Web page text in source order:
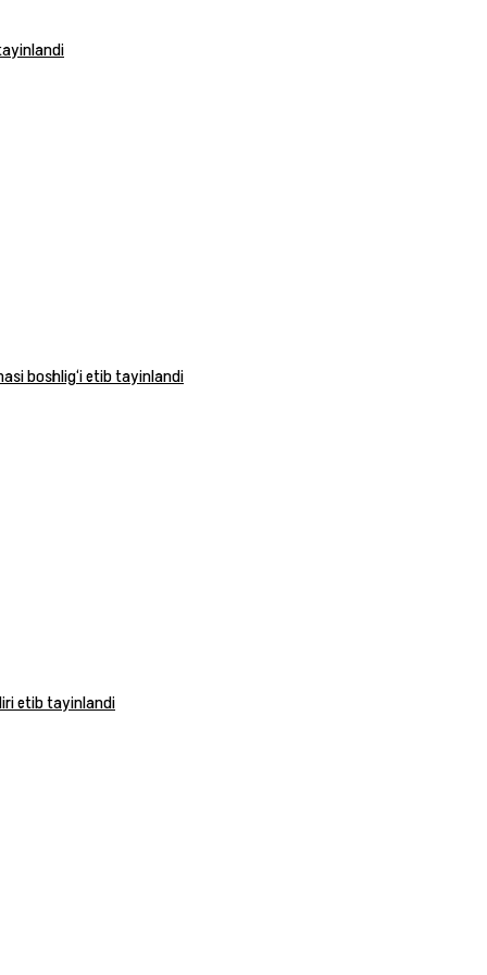
boshlig‘i etib tayinlandi
etib tayinlandi